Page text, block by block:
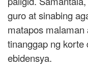
guro at sinabing
matapos malaman
tinanggap ng korte
ebidensya.